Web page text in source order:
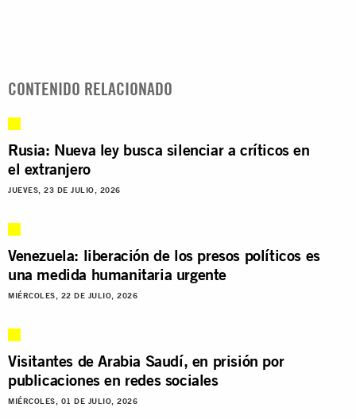
CONTENIDO RELACIONADO
Rusia: Nueva ley busca silenciar a críticos en
el extranjero
JUEVES, 23 DE JULIO, 2026
Venezuela: liberación de los presos políticos es
una medida humanitaria urgente
MIÉRCOLES, 22 DE JULIO, 2026
Visitantes de Arabia Saudí, en prisión por
publicaciones en redes sociales
MIÉRCOLES, 01 DE JULIO, 2026